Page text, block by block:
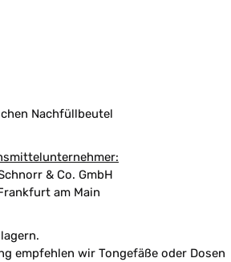
Nachfüllbeutel
& Co. GmbH
am Main
empfehlen wir Tongefäße oder Dosen